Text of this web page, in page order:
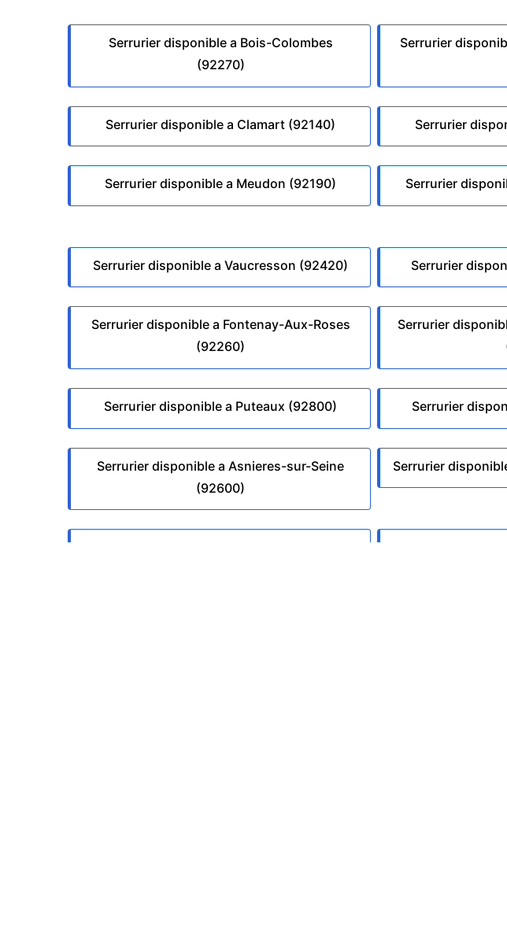
Serrurier disponible a Bois-Colombes
(92270)
Serrurier
Serrurier disponible a Clamart (92140) Serrurier
Serrurier disponible a Meudon (92190) Serrurier
Serrurier disponible a Vaucresson (92420) Serrurier
Serrurier disponible a Fontenay-Aux-Roses
(92260)
Serrurier
Serrurier disponible a Puteaux (92800) Serrurier
Serrurier disponible a Asnieres-sur-Seine
(92600)
Serrurier